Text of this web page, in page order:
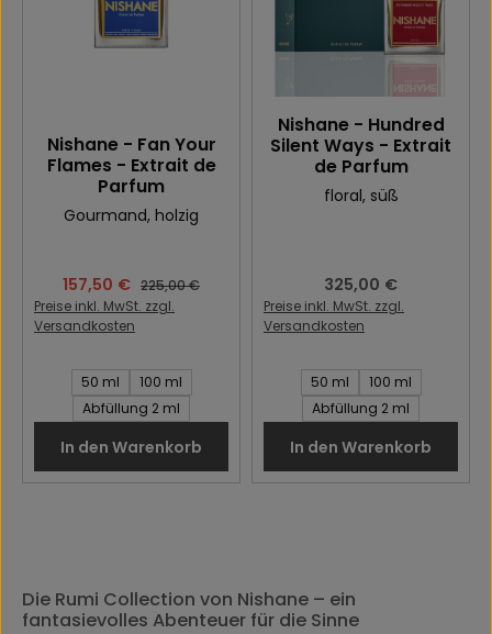
Nishane - Fan Your
Flames - Extrait de
Parfum
Gourmand, holzig
Verkaufspreis:
157,50 € Regulärer Preis:
225,00 €
Preise inkl. MwSt. zzgl.
Versandkosten
Inhalt des Artikel:
50 ml
100 ml
Abfüllung 2 ml
In den Warenkorb
Nishane - Hundred
Silent Ways - Extrait
de Parfum
floral, süß
Regulärer Preis:
325,00 €
Preise inkl. MwSt. zzgl.
Versandkosten
Inhalt des Artikel:
50 ml
100 ml
Abfüllung 2 ml
In den Warenkorb
Die Rumi Collection von Nishane – ein
fantasievolles Abenteuer für die Sinne